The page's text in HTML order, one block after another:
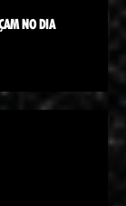
NO DIA